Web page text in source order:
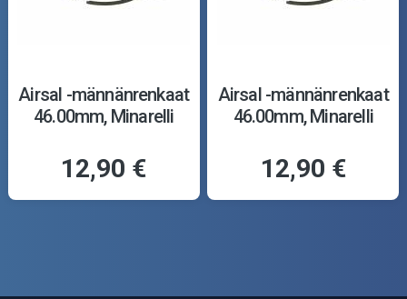
Airsal -männänrenkaat
46.00mm, Minarelli
12,90 €
Airsal -männänrenkaat
46.00mm, Minarelli
12,90 €